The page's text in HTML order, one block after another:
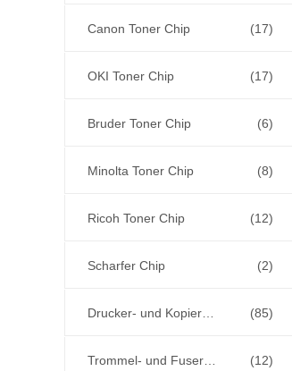
Canon Toner Chip (17)
OKI Toner Chip (17)
Bruder Toner Chip (6)
Minolta Toner Chip (8)
Ricoh Toner Chip (12)
Scharfer Chip (2)
(85)
(12)